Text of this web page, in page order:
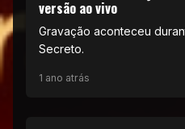
versão ao vivo
Gravação aconteceu
Secreto.
1 ano atrás